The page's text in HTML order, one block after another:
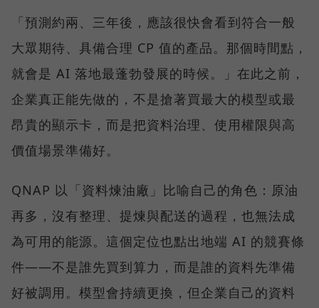
「預測約兩、三年後，應該很快會看到符合一般
大眾期待、具備合理 CP 值的產品。那個時間點，
就會是 AI 落地最蓬勃發展的時候。」在此之前，
企業真正能先做的，不是搶著買最大的模型或最
昂貴的顯示卡，而是把資料治理、使用權限與高
價值場景準備好。
QNAP 以「資料煉油廠」比喻自己的角色：原油
再多，沒有整理、提煉與配送的過程，也無法成
為可用的能源。這個定位也點出地端 AI 的競賽條
件——不是誰先買到算力，而是誰的資料先準備
好被調用。模型會持續更換，但企業自己的資料